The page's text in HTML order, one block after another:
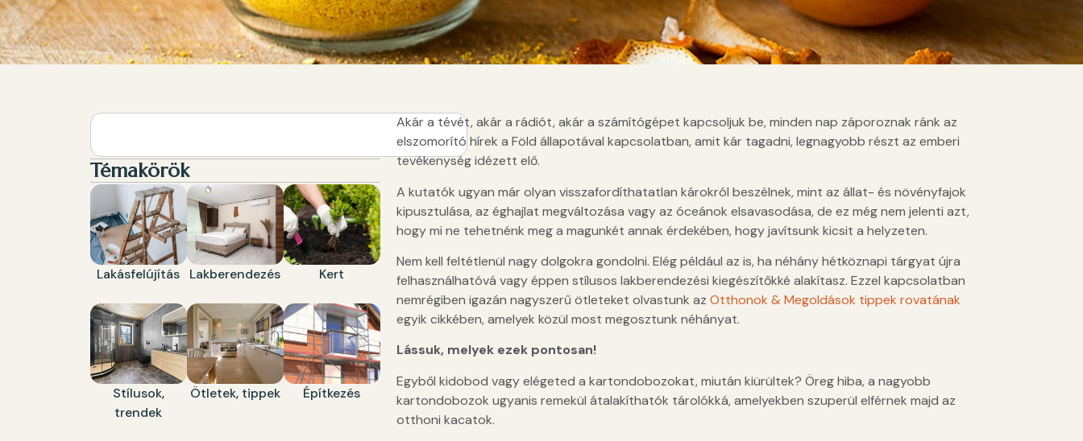
Témakörök
Lakásfelújítás Lakberendezés Kert
Stílusok,
trendek
Ötletek, tippek Építkezés
Akár a tévét, akár a rádiót, akár a számítógépet kapcsoljuk be, minden nap záporoznak ránk az
elszomorító hírek a Föld állapotával kapcsolatban, amit kár tagadni, legnagyobb részt az emberi
tevékenység idézett elő.
A kutatók ugyan már olyan visszafordíthatatlan károkról beszélnek, mint az állat- és növényfajok
kipusztulása, az éghajlat megváltozása vagy az óceánok elsavasodása, de ez még nem jelenti azt,
hogy mi ne tehetnénk meg a magunkét annak érdekében, hogy javítsunk kicsit a helyzeten.
Nem kell feltétlenül nagy dolgokra gondolni. Elég például az is, ha néhány hétköznapi tárgyat újra
felhasználhatóvá vagy éppen stílusos lakberendezési kiegészítőkké alakítasz. Ezzel kapcsolatban
nemrégiben igazán nagyszerű ötleteket olvastunk az Otthonok & Megoldások tippek rovatának
egyik cikkében, amelyek közül most megosztunk néhányat.
Lássuk, melyek ezek pontosan!
Egyből kidobod vagy elégeted a kartondobozokat, miután kiürültek? Öreg hiba, a nagyobb
kartondobozok ugyanis remekül átalakíthatók tárolókká, amelyekben szuperül elférnek majd az
otthoni kacatok.